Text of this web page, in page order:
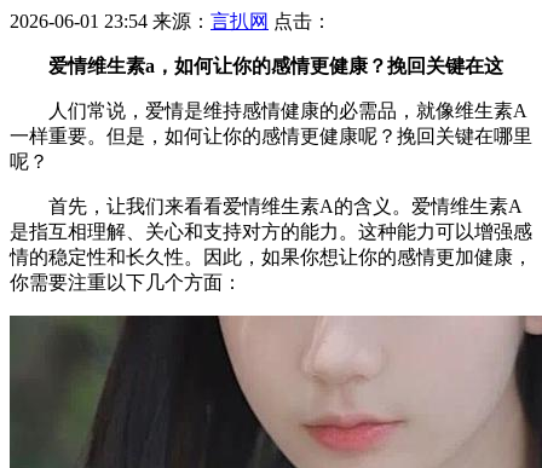
2026-06-01 23:54 来源： 言扒网 点击：
爱情维生素a，如何让你的感情更健康？挽回关键在这
人们常说，爱情是维持感情健康的必需品，就像维生素A
一样重要。但是，如何让你的感情更健康呢？挽回关键在哪里
呢？
首先，让我们来看看爱情维生素A的含义。爱情维生素A
是指互相理解、关心和支持对方的能力。这种能力可以增强感
情的稳定性和长久性。因此，如果你想让你的感情更加健康，
你需要注重以下几个方面：